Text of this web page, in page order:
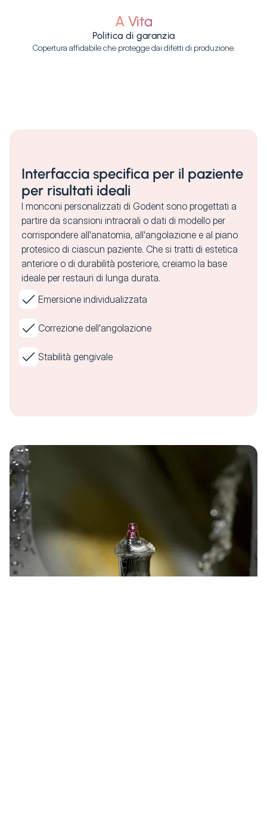
A Vita
Politica di garanzia
Copertura affidabile che protegge dai difetti di produzione.
Interfaccia specifica per il paziente
per risultati ideali
I monconi personalizzati di Godent sono progettati a
partire da scansioni intraorali o dati di modello per
corrispondere all'anatomia, all'angolazione e al piano
protesico di ciascun paziente. Che si tratti di estetica
anteriore o di durabilità posteriore, creiamo la base
ideale per restauri di lunga durata.
Emersione individualizzata
Correzione dell'angolazione
Stabilità gengivale